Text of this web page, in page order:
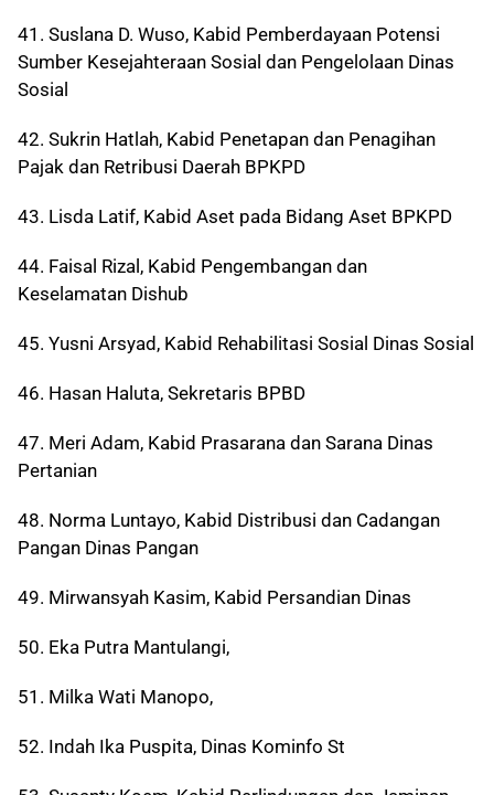
41. Suslana D. Wuso, Kabid Pemberdayaan Potensi
Sumber Kesejahteraan Sosial dan Pengelolaan Dinas
Sosial
42. Sukrin Hatlah, Kabid Penetapan dan Penagihan
Pajak dan Retribusi Daerah BPKPD
43. Lisda Latif, Kabid Aset pada Bidang Aset BPKPD
44. Faisal Rizal, Kabid Pengembangan dan
Keselamatan Dishub
45. Yusni Arsyad, Kabid Rehabilitasi Sosial Dinas Sosial
46. Hasan Haluta, Sekretaris BPBD
47. Meri Adam, Kabid Prasarana dan Sarana Dinas
Pertanian
48. Norma Luntayo, Kabid Distribusi dan Cadangan
Pangan Dinas Pangan
49. Mirwansyah Kasim, Kabid Persandian Dinas
50. Eka Putra Mantulangi,
51. Milka Wati Manopo,
52. Indah Ika Puspita, Dinas Kominfo St